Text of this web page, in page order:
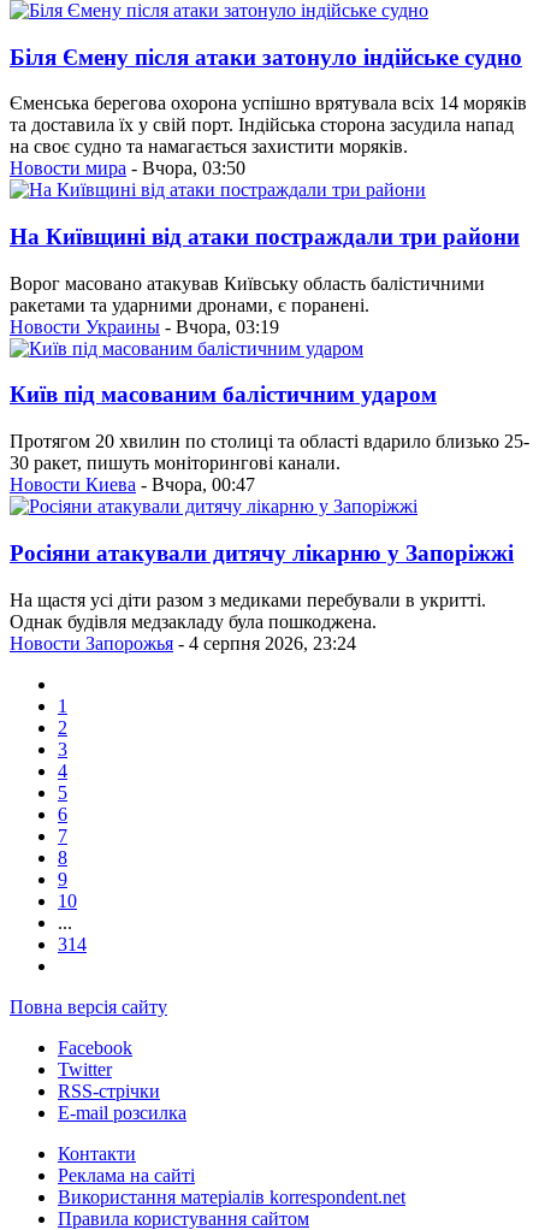
Біля Ємену після атаки затонуло індійське судно
Єменська берегова охорона успішно врятувала всіх 14 моряків
та доставила їх у свій порт. Індійська сторона засудила напад
на своє судно та намагається захистити моряків.
Новости мира - Вчора, 03:50
На Київщині від атаки постраждали три райони
Ворог масовано атакував Київську область балістичними
ракетами та ударними дронами, є поранені.
Новости Украины - Вчора, 03:19
Київ під масованим балістичним ударом
Протягом 20 хвилин по столиці та області вдарило близько 25-
30 ракет, пишуть моніторингові канали.
Новости Киева - Вчора, 00:47
Росіяни атакували дитячу лікарню у Запоріжжі
На щастя усі діти разом з медиками перебували в укритті.
Однак будівля медзакладу була пошкоджена.
Новости Запорожья - 4 серпня 2026, 23:24
1
2
3
4
5
6
7
8
9
10
...
314
Повна версія сайту
Facebook
Twitter
RSS-стрічки
E-mail розсилка
Контакти
Реклама на сайті
Використання матеріалів korrespondent.net
Правила користування сайтом